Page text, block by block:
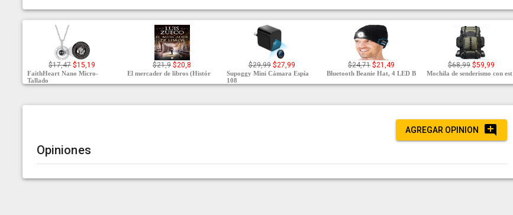
$17,47 $15,19
FaithHeart Nano Micro-
Tallado
$21,9 $20,8
El mercader de libros (Histór
$29,99 $27,99
Supoggy Mini Cámara Espía
108
$24,71 $21,49
Bluetooth Beanie Hat, 4 LED B
$68,99 $59,99
Mochila de senderismo con est
AGREGAR OPINION
Opiniones